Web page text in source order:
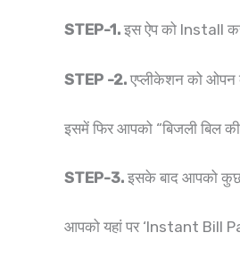
STEP-1. इस ऐप को Install
STEP -2. एप्लीकेशन को
इसमें फिर आपको “बिजली बिल
STEP-3. इसके बाद आपको
आपको यहां पर ‘Instant Bill